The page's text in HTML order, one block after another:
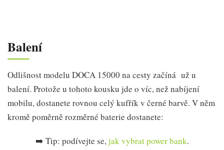
Balení
Odlišnost modelu DOCA 15000 na cesty začíná už u
balení. Protože u tohoto kousku jde o víc, než nabíjení
mobilu, dostanete rovnou celý kufřík v černé barvě. V něm
kromě poměrně rozměrné baterie dostanete:
➡️ Tip: podívejte se,jak vybrat power bank.